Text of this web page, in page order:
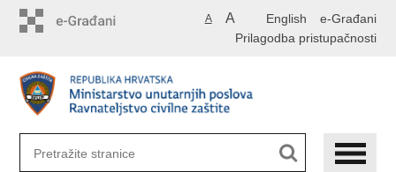
English e-Građani
A A
Prilagodba pristupačnosti